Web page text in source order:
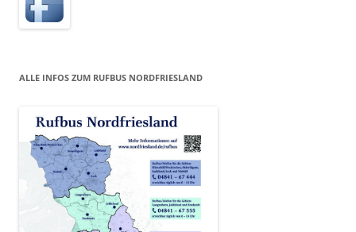
ALLE INFOS ZUM RUFBUS NORDFRIESLAND